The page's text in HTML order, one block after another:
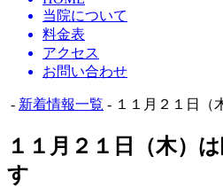
当院について
料金表
アクセス
お問い合わせ
- 新着情報一覧 - １１月２１日（
１１月２１日（木）
す